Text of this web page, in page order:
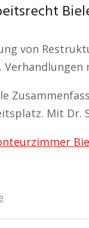
von
Mit Dr.